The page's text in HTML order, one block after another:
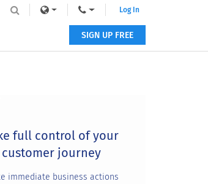
Log In
SIGN UP FREE
full control of your
customer journey
immediate business actions